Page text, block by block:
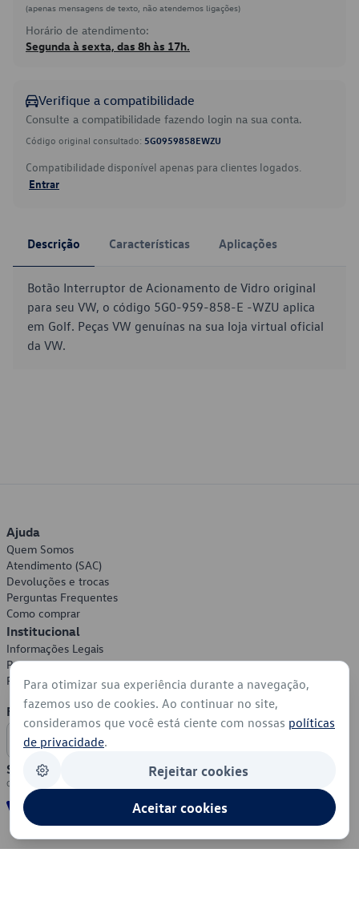
(apenas mensagens de texto, não atendemos ligações)
Horário de atendimento:
Segunda à sexta, das 8h às 17h.
Verifique a compatibilidade
Consulte a compatibilidade fazendo login na sua conta.
Código original consultado: 5G0959858EWZU
Compatibilidade disponível apenas para clientes logados.
Entrar
Descrição Características Aplicações
Botão Interruptor de Acionamento de Vidro original
para seu VW, o código 5G0-959-858-E -WZU aplica
em Golf. Peças VW genuínas na sua loja virtual oficial
da VW.
Ajuda
Quem Somos
Atendimento (SAC)
Devoluções e trocas
Perguntas Frequentes
Como comprar
Institucional
Informações Legais
Política de Privacidade
Política de Cookies
Formas de Pagamento
Segurança
Para otimizar sua experiência durante a navegação,
fazemos uso de cookies. Ao continuar no site,
consideramos que você está ciente com nossas políticas
de privacidade.
Rejeitar cookies
Aceitar cookies